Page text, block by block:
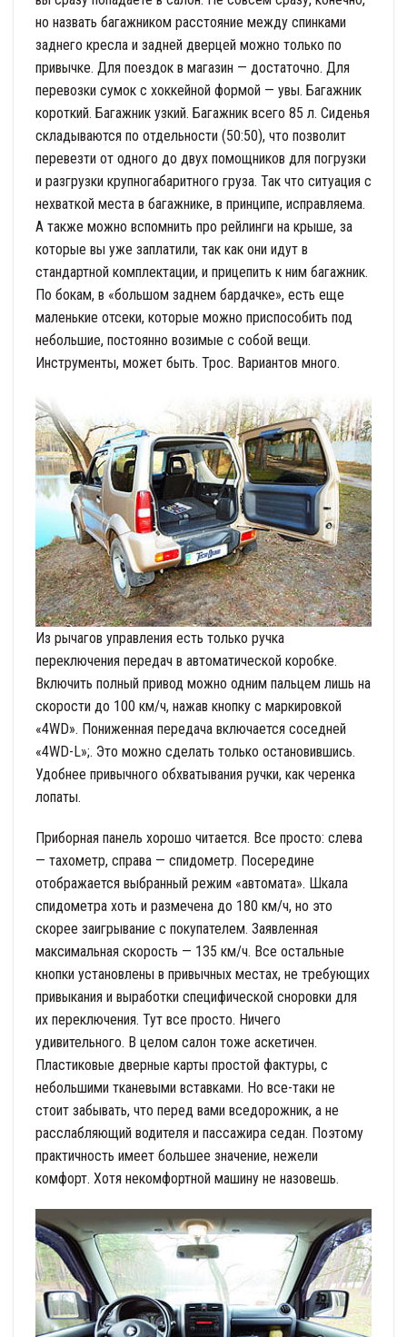
но назвать багажником расстояние между спинками
заднего кресла и задней дверцей можно только по
привычке. Для поездок в магазин — достаточно. Для
перевозки сумок с хоккейной формой — увы. Багажник
короткий. Багажник узкий. Багажник всего 85 л. Сиденья
складываются по отдельности (50:50), что позволит
перевезти от одного до двух помощников для погрузки
и разгрузки крупногабаритного груза. Так что ситуация с
нехваткой места в багажнике, в принципе, исправляема.
А также можно вспомнить про рейлинги на крыше, за
которые вы уже заплатили, так как они идут в
стандартной комплектации, и прицепить к ним багажник.
По бокам, в «большом заднем бардачке», есть еще
маленькие отсеки, которые можно приспособить под
небольшие, постоянно возимые с собой вещи.
Инструменты, может быть. Трос. Вариантов много.
Из рычагов управления есть только ручка
переключения передач в автоматической коробке.
Включить полный привод можно одним пальцем лишь на
скорости до 100 км/ч, нажав кнопку с маркировкой
«4WD». Пониженная передача включается соседней
«4WD-L»;. Это можно сделать только остановившись.
Удобнее привычного обхватывания ручки, как черенка
лопаты.
Приборная панель хорошо читается. Все просто: слева
— тахометр, справа — спидометр. Посередине
отображается выбранный режим «автомата». Шкала
спидометра хоть и размечена до 180 км/ч, но это
скорее заигрывание с покупателем. Заявленная
максимальная скорость — 135 км/ч. Все остальные
кнопки установлены в привычных местах, не требующих
привыкания и выработки специфической сноровки для
их переключения. Тут все просто. Ничего
удивительного. В целом салон тоже аскетичен.
Пластиковые дверные карты простой фактуры, с
небольшими тканевыми вставками. Но все-таки не
стоит забывать, что перед вами вседорожник, а не
расслабляющий водителя и пассажира седан. Поэтому
практичность имеет большее значение, нежели
комфорт. Хотя некомфортной машину не назовешь.